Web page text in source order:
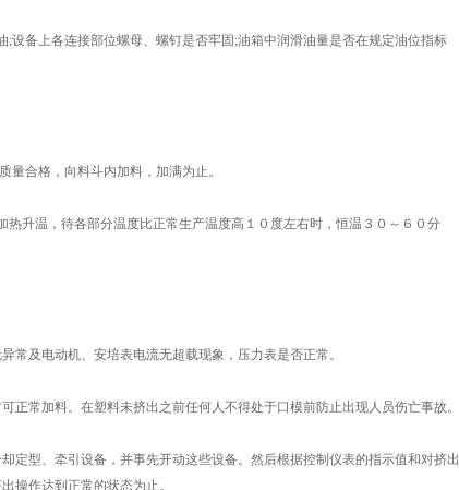
备上各连接部位螺母、螺钉是否牢固;油箱中润滑油量是否在规定油位指标
合格，向料斗内加料，加满为止。
升温，待各部分温度比正常生产温度高１０度左右时，恒温３０～６０分
及电动机、安培表电流无超载现象，压力表是否正常。
常加料。在塑料未挤出之前任何人不得处于口模前防止出现人员伤亡事故。
型、牵引设备，并事先开动这些设备。然后根据控制仪表的指示值和对挤出
操作达到正常的状态为止。